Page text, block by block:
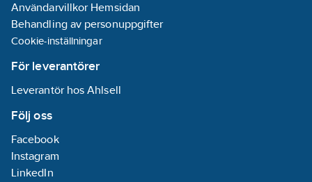
Användarvillkor Hemsidan
Behandling av personuppgifter
Cookie-inställningar
För leverantörer
Leverantör hos Ahlsell
Följ oss
Facebook
Instagram
LinkedIn